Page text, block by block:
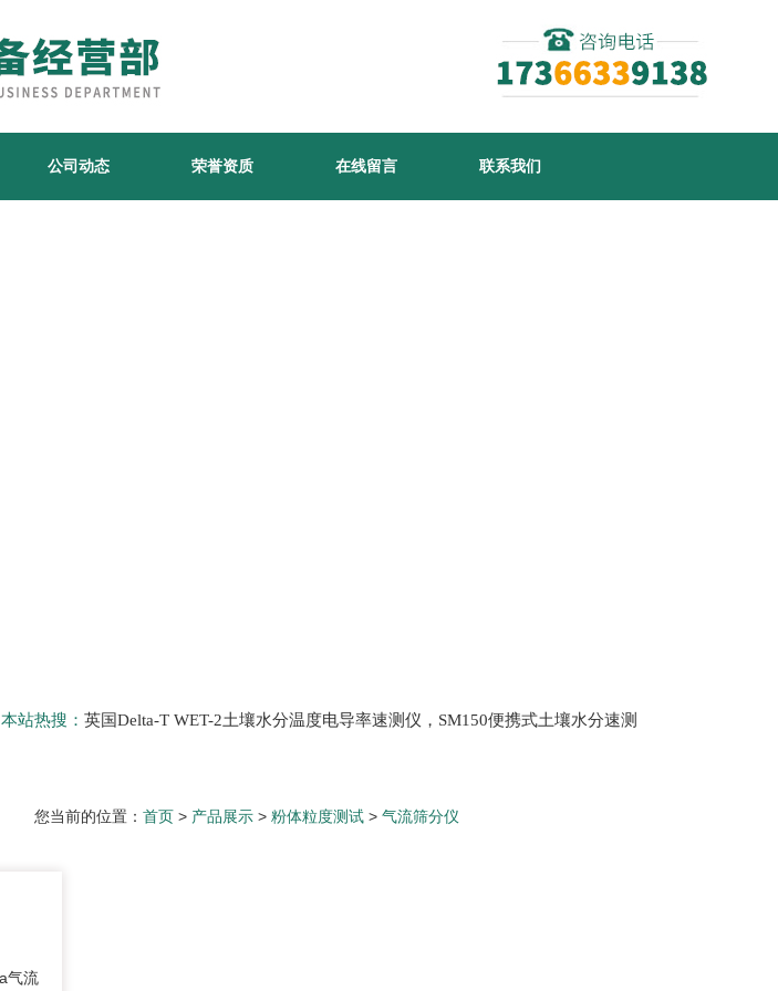
公司动态 荣誉资质 在线留言 联系我们
本站热搜： 英国Delta-T WET-2土壤水分温度电导率速测仪，SM150便携式土壤水分速测
您当前的位置： 首页 > 产品展示 > 粉体粒度测试 > 气流筛分仪